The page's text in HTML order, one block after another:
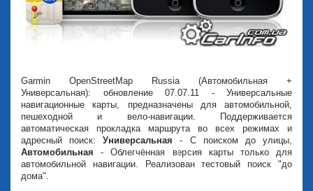
Garmin OpenStreetMap Russia (Автомобильная +
Универсальная): обновление 07.07.11 - Универсальные
навигационные карты, предназначены для автомобильной,
пешеходной и вело-навигации. Поддерживается
автоматическая прокладка маршрута во всех режимах и
адресный поиск:Универсальная - С поиском до улицы,
Автомобильная - Облегчённая версия карты только для
автомобильной навигации. Реализован тестовый поиск "до
дома".